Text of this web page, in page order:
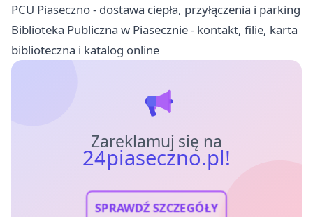
PCU Piaseczno - dostawa ciepła, przyłączenia i parking
Biblioteka Publiczna w Piasecznie - kontakt, filie, karta
biblioteczna i katalog online
Zareklamuj się na
24piaseczno.pl!
SPRAWDŹ SZCZEGÓŁY